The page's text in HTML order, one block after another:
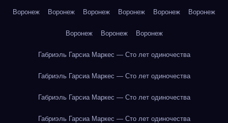
Воронеж Воронеж Воронеж Воронеж Воронеж Воронеж
Воронеж Воронеж Воронеж
Габриэль Гарсиа Маркес — Сто лет одиночества
Габриэль Гарсиа Маркес — Сто лет одиночества
Габриэль Гарсиа Маркес — Сто лет одиночества
Габриэль Гарсиа Маркес — Сто лет одиночества